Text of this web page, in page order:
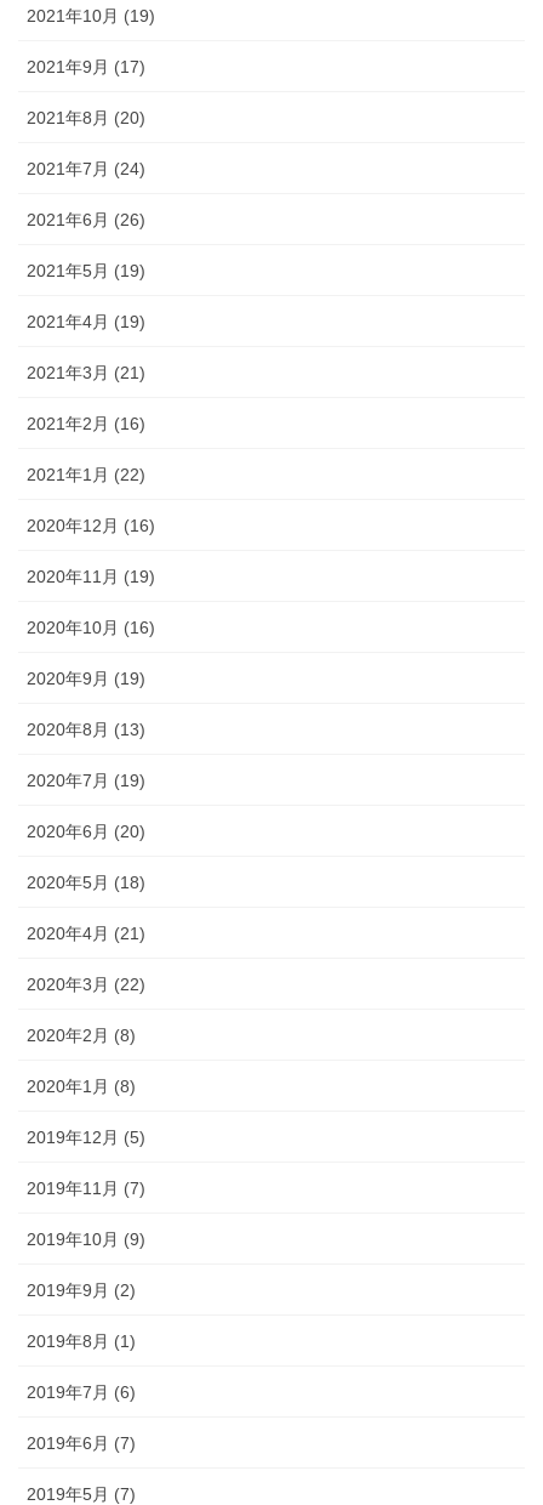
2021年10月 (19)
2021年9月 (17)
2021年8月 (20)
2021年7月 (24)
2021年6月 (26)
2021年5月 (19)
2021年4月 (19)
2021年3月 (21)
2021年2月 (16)
2021年1月 (22)
2020年12月 (16)
2020年11月 (19)
2020年10月 (16)
2020年9月 (19)
2020年8月 (13)
2020年7月 (19)
2020年6月 (20)
2020年5月 (18)
2020年4月 (21)
2020年3月 (22)
2020年2月 (8)
2020年1月 (8)
2019年12月 (5)
2019年11月 (7)
2019年10月 (9)
2019年9月 (2)
2019年8月 (1)
2019年7月 (6)
2019年6月 (7)
2019年5月 (7)